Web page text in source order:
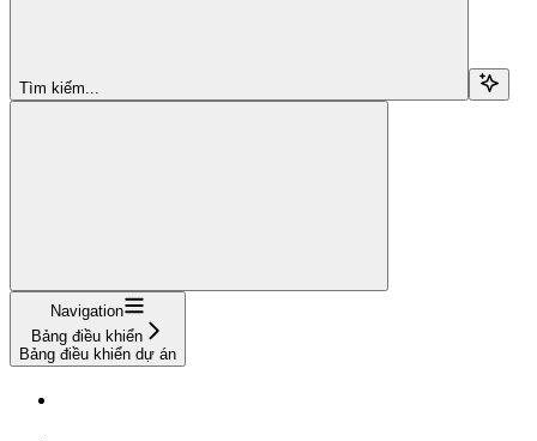
Tìm kiếm...
Navigation
Bảng điều khiển
Bảng điều khiển dự án